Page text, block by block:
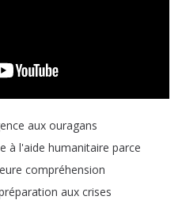
aux ouragans
à l'aide humanitaire parce
compréhension
aux crises